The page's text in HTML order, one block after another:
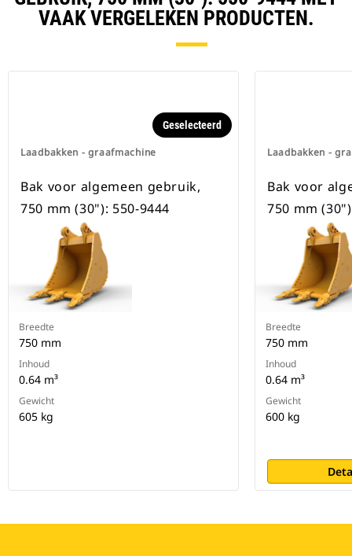
graafmachines op rupsbanden en
VAAK VERGELEKEN PRODUCTEN.
Laadbakken - graafmachine
Geselecteerd
Bak voor algemeen gebruik,
750 mm (30"): 550-9444
Breedte
750 mm
Inhoud
0.64 m³
Gewicht
605 kg
Laadbakken -
Bak voor
750 mm
Breedte
750 mm
Inhoud
0.64 m³
Gewicht
600 kg